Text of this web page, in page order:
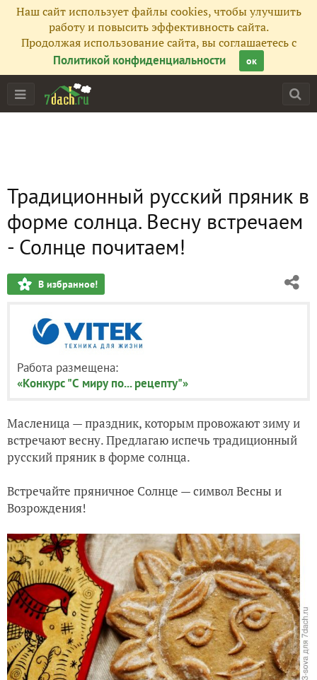
Наш сайт использует файлы cookies, чтобы улучшить
работу и повысить эффективность сайта.
Продолжая использование сайта, вы соглашаетесь с
Политикой конфиденциальности
ок
Традиционный русский пряник в
форме солнца. Весну встречаем
- Солнце почитаем!
В избранное!
Работа размещена:
«Конкурс "С миру по... рецепту"»
Масленица —праздник, которым провожают зиму и
встречают весну. Предлагаю испечь традиционный
русский пряник в форме солнца.
Встречайте пряничное Солнце — символ Весны и
Возрождения!